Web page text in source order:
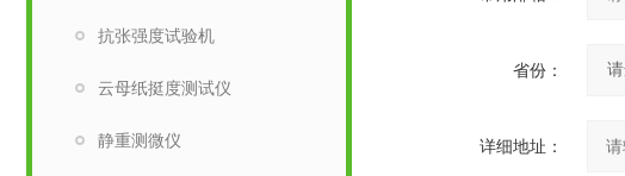
省份：
详细地址：
抗张强度试验机
云母纸挺度测试仪
静重测微仪